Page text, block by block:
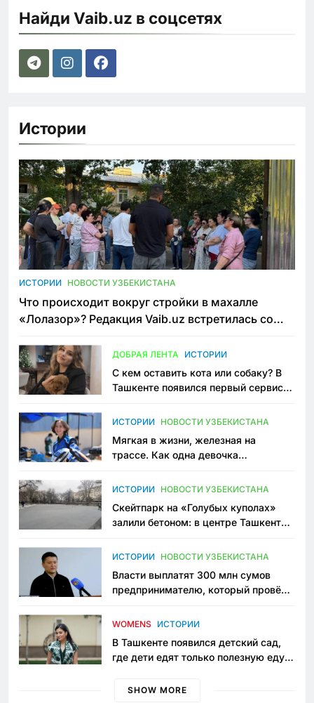
Найди Vaib.uz в соцсетях
Истории
ИСТОРИИ НОВОСТИ УЗБЕКИСТАНА
Что происходит вокруг стройки в махалле
«Лолазор»? Редакция Vaib.uz встретилась со
ДОБРАЯ ЛЕНТА ИСТОРИИ
С кем оставить кота или собаку? В
Ташкенте появился первый сервис
ИСТОРИИ НОВОСТИ УЗБЕКИСТАНА
Мягкая в жизни, железная на
трассе. Как одна девочка
Узбекистане
ИСТОРИИ НОВОСТИ УЗБЕКИСТАНА
Скейтпарк на «Голубых куполах»
залили бетоном: в центре Ташкента
пространство
ИСТОРИИ НОВОСТИ УЗБЕКИСТАНА
Власти выплатят 300 млн сумов
предпринимателю, который провёл
приговору
WOMENS ИСТОРИИ
В Ташкенте появился детский сад,
где дети едят только полезную еду.
просить «кашу без сахара»
SHOW MORE